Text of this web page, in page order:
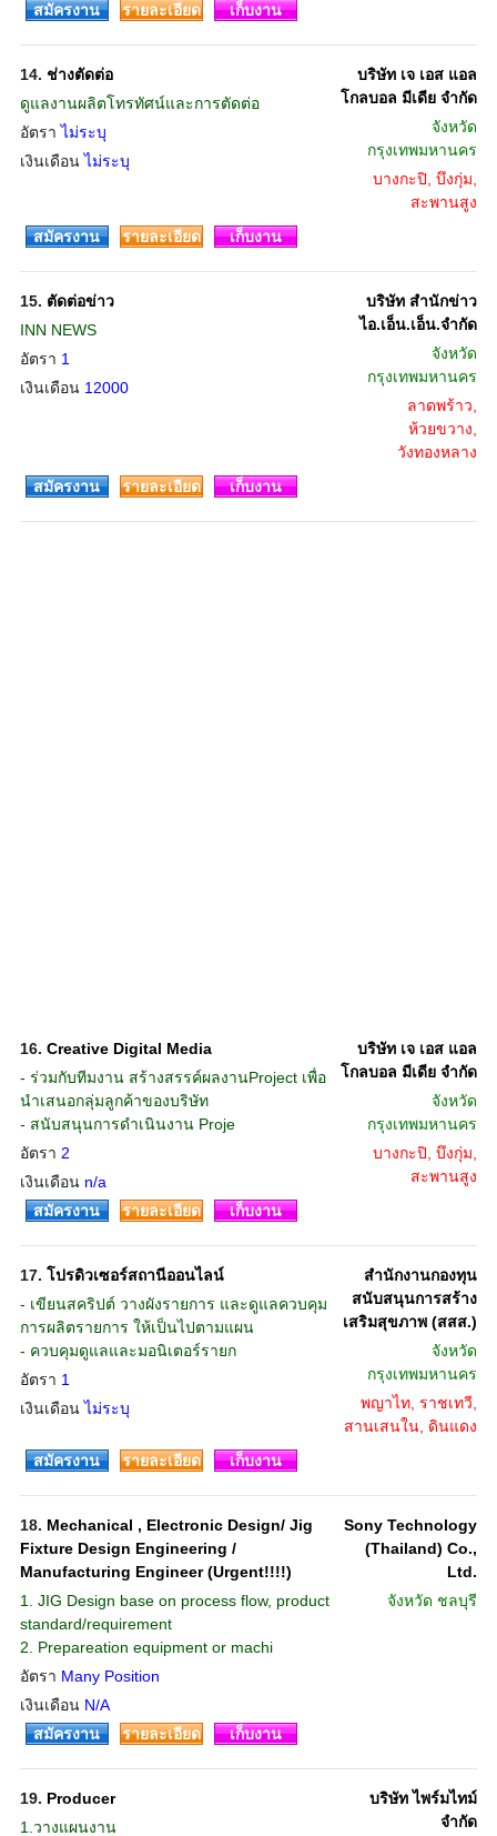
สมัครงาน
รายละเอียด เก็บงาน
14. ช่างตัดต่อ
ดูแลงานผลิตโทรทัศน์และการตัดต่อ
อัตราไม่ระบุ
เงินเดือนไม่ระบุ
บริษัท เจ เอส แอล
โกลบอล มีเดีย จำกัด
จังหวัด
กรุงเทพมหานคร
บางกะปิ, บึงกุ่ม,
สะพานสูง
สมัครงาน
รายละเอียด เก็บงาน
15. ตัดต่อข่าว
INN NEWS
อัตรา 1
เงินเดือน 12000
บริษัท สำนักข่าว
ไอ.เอ็น.เอ็น.จำกัด
จังหวัด
กรุงเทพมหานคร
ลาดพร้าว,
ห้วยขวาง,
วังทองหลาง
สมัครงาน
รายละเอียด เก็บงาน
16. Creative Digital Media
- ร่วมกับทีมงาน สร้างสรรค์ผลงานProject เพื่อ
นำเสนอกลุ่มลูกค้าของบริษัท
- สนับสนุนการดำเนินงาน Proje
อัตรา 2
เงินเดือน n/a
บริษัท เจ เอส แอล
โกลบอล มีเดีย จำกัด
จังหวัด
กรุงเทพมหานคร
บางกะปิ, บึงกุ่ม,
สะพานสูง
สมัครงาน
รายละเอียด เก็บงาน
17. โปรดิวเซอร์สถานีออนไลน์
- เขียนสคริปต์ วางผังรายการ และดูแลควบคุม
การผลิตรายการ ให้เป็นไปตามแผน
- ควบคุมดูแลและมอนิเตอร์รายก
อัตรา 1
เงินเดือนไม่ระบุ
สำนักงานกองทุน
สนับสนุนการสร้าง
เสริมสุขภาพ (สสส.)
จังหวัด
กรุงเทพมหานคร
พญาไท, ราชเทวี,
สานเสนใน, ดินแดง
สมัครงาน
รายละเอียด เก็บงาน
18. Mechanical , Electronic Design/ Jig
Fixture Design Engineering /
Manufacturing Engineer (Urgent!!!!)
1. JIG Design base on process flow, product
standard/requirement
2. Prepareation equipment or machi
อัตรา Many Position
เงินเดือน N/A
Sony Technology
(Thailand) Co.,
Ltd.
จังหวัด ชลบุรี
สมัครงาน รายละเอียด เก็บงาน
19. Producer
1.วางแผนงาน
บริษัท ไพร์มไทม์
จำกัด